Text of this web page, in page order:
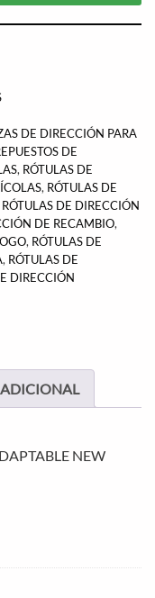
DE DIRECCIÓN PARA
DE
, RÓTULAS DE
, RÓTULAS DE
RÓTULAS DE DIRECCIÓN
DE RECAMBIO,
, RÓTULAS DE
, RÓTULAS DE
DIRECCIÓN
NEW